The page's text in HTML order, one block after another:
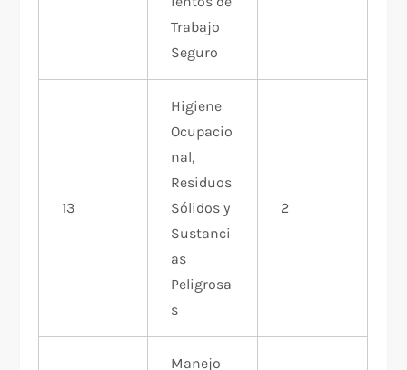
Trabajo
Seguro
13
Higiene
Ocupacio
nal,
Residuos
Sólidos y
Sustanci
as
Peligrosa
s
2
Manejo